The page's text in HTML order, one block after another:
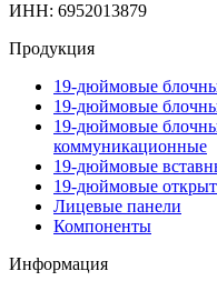
ИНН: 6952013879
Продукция
19-дюймовые
19-дюймовые
19-дюймовые
коммуникационные
19-дюймовые
19-дюймовые
Лицевые панели
Компоненты
Информация